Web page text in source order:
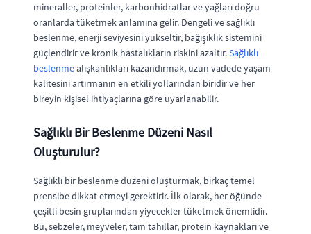
mineraller, proteinler, karbonhidratlar ve yağları doğru
oranlarda tüketmek anlamına gelir. Dengeli ve sağlıklı
beslenme, enerji seviyesini yükseltir, bağışıklık sistemini
güçlendirir ve kronik hastalıkların riskini azaltır.Sağlıklı
beslenmealışkanlıkları kazandırmak, uzun vadede yaşam
kalitesini artırmanın en etkili yollarından biridir ve her
bireyin kişisel ihtiyaçlarına göre uyarlanabilir.
Sağlıklı Bir Beslenme Düzeni Nasıl
Oluşturulur?
Sağlıklı bir beslenme düzeni oluşturmak, birkaç temel
prensibe dikkat etmeyi gerektirir. İlk olarak, her öğünde
çeşitli besin gruplarından yiyecekler tüketmek önemlidir.
Bu, sebzeler, meyveler, tam tahıllar, protein kaynakları ve